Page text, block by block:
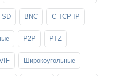
SD BNC С TCP IP
P2P PTZ
Широкоугольные